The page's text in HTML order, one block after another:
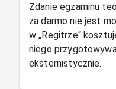
Zdanie egzaminu
za darmo nie jest
w „Regitrze“
niego
eksternistycznie.